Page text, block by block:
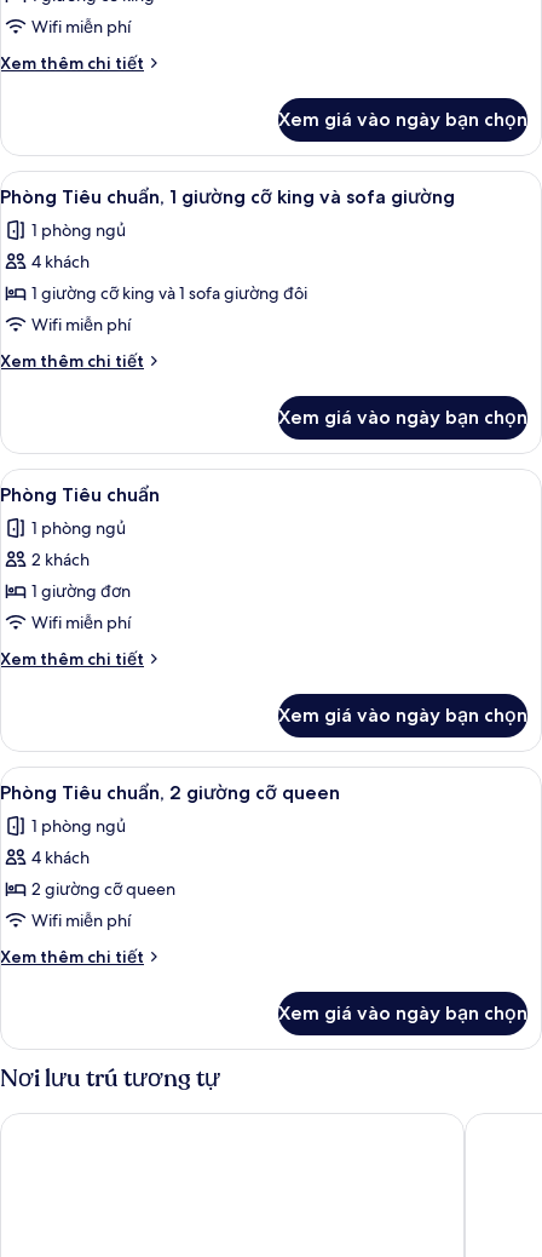
Accessible
Tiêu
chuẩn,
1
cỡ
king
(leisure)
Wifi miễn phí
Xem thêm chi tiết
Chi
Phòng
Tiêu
chuẩn,
giường
cỡ
(leisure)
Xem giá vào ngày bạn chọn
Xem
tất
cả
ảnh
Phòng
Tiêu
chuẩn,
1
cỡ
king
và
sofa
giường
Phòng Tiêu chuẩn, 1 giường cỡ
6
Phòng Tiêu chuẩn, 1 giường cỡ king và sofa giường
1 phòng ngủ
4 khách
1 giường cỡ king và 1 sofa giường đôi
Wifi miễn phí
Xem thêm chi tiết
Chi
Phòng
Tiêu
chuẩn,
giường
cỡ
và
sofa
Xem giá vào ngày bạn chọn
Xem
tất
cả
ảnh
Phòng
Tiêu
chuẩn
Bộ đồ giường cao cấp, két bảo mật
9
Phòng Tiêu chuẩn
1 phòng ngủ
2 khách
1 giường đơn
Wifi miễn phí
Xem thêm chi tiết
Chi
Phòng
Tiêu
chuẩn
Xem giá vào ngày bạn chọn
Xem
tất
cả
ảnh
Phòng
Tiêu
chuẩn,
2
cỡ
queen
Bộ đồ giường cao cấp, két bảo mật
6
Phòng Tiêu chuẩn, 2 giường cỡ queen
1 phòng ngủ
4 khách
2 giường cỡ queen
Wifi miễn phí
Xem thêm chi tiết
Chi
Phòng
Tiêu
chuẩn,
giường
Xem giá vào ngày bạn chọn
Nơi lưu trú tương tự
Country Inn & Suites by Radisson, Tallahassee-University Area,
La